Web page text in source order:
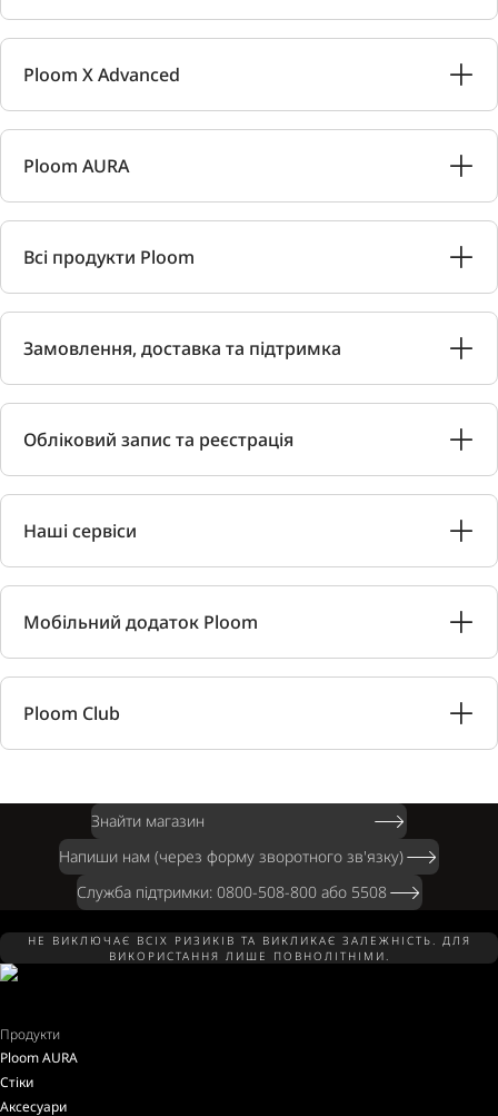
Ploom X Advanced
Ploom AURA
Всі продукти Ploom
Замовлення, доставка та підтримка
Обліковий запис та реєстрація
Наші сервіси
Мобільний додаток Ploom
Ploom Club
Знайти магазин
Напиши нам (через форму зворотного зв'язку)
Служба підтримки: 0800-508-800 або 5508
НЕ ВИКЛЮЧАЄ ВСІХ РИЗИКІВ ТА ВИКЛИКАЄ ЗАЛЕЖНІСТЬ. ДЛЯ
ВИКОРИСТАННЯ ЛИШЕ ПОВНОЛІТНІМИ.
Продукти
Ploom AURA
Стіки
Аксесуари